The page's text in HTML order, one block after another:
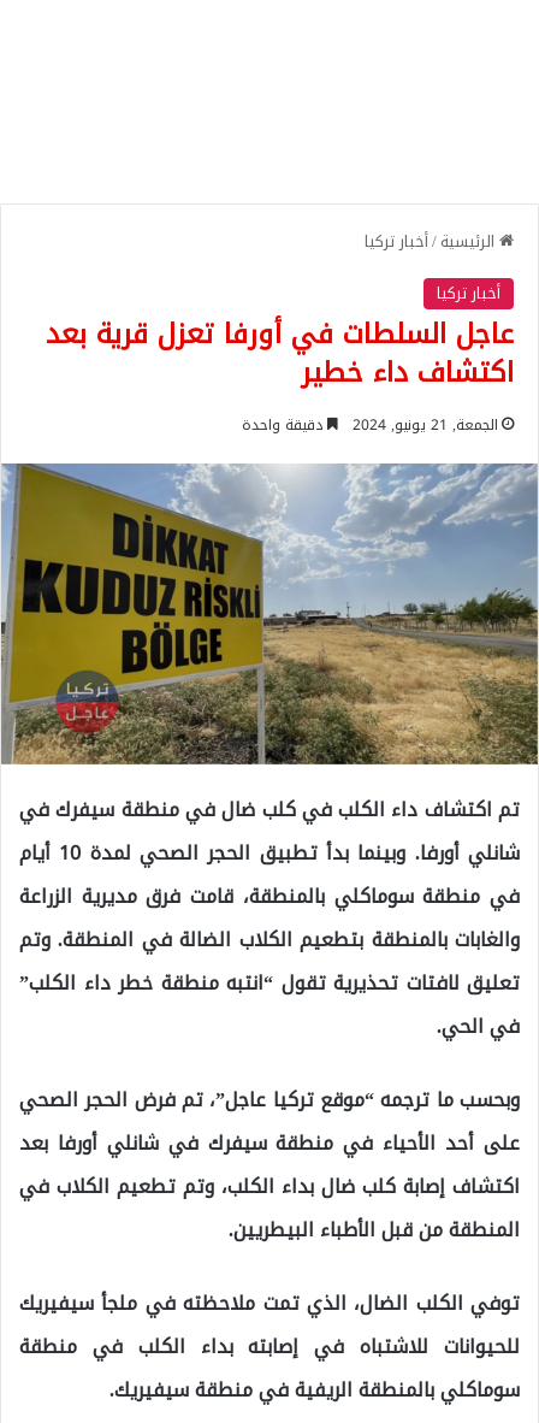
الرئيسية/أخبار تركيا
أخبار تركيا
عاجل السلطات في أورفا تعزل قرية بعد
اكتشاف داء خطير
الجمعة, 21 يونيو, 2024 دقيقة واحدة
تم اكتشاف داء الكلب في كلب ضال في منطقة سيفرك في
شانلي أورفا. وبينما بدأ تطبيق الحجر الصحي لمدة 10 أيام
في منطقة سوماكلي بالمنطقة، قامت فرق مديرية الزراعة
والغابات بالمنطقة بتطعيم الكلاب الضالة في المنطقة. وتم
تعليق لافتات تحذيرية تقول “انتبه منطقة خطر داء الكلب”
في الحي.
وبحسب ما ترجمه “موقع تركيا عاجل”، تم فرض الحجر الصحي
على أحد الأحياء في منطقة سيفرك في شانلي أورفا بعد
اكتشاف إصابة كلب ضال بداء الكلب، وتم تطعيم الكلاب في
المنطقة من قبل الأطباء البيطريين.
توفي الكلب الضال، الذي تمت ملاحظته في ملجأ سيفيريك
للحيوانات للاشتباه في إصابته بداء الكلب في منطقة
سوماكلي بالمنطقة الريفية في منطقة سيفيريك.